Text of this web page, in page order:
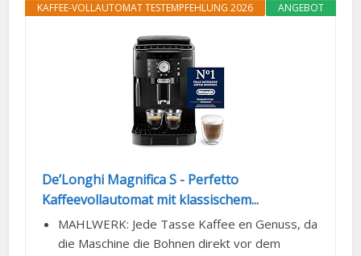
ANGEBOT
KAFFEE-VOLLAUTOMAT TESTEMPFEHLUNG 2026
De’Longhi Magnifica S - Perfetto
Kaffeevollautomat mit klassischem...
MAHLWERK: Jede Tasse Kaffee en Genuss, da
die Maschine die Bohnen direkt vor dem